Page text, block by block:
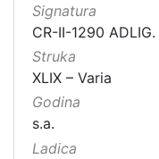
Signatura
CR-II-1290 ADLIG.
Struka
XLIX – Varia
Godina
s.a.
Ladica